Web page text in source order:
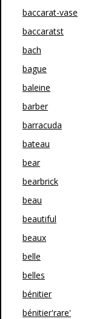
baccarat-vase
baccaratst
bach
bague
baleine
barber
barracuda
bateau
bear
bearbrick
beau
beautiful
beaux
belle
belles
bénitier
bénitier'rare'